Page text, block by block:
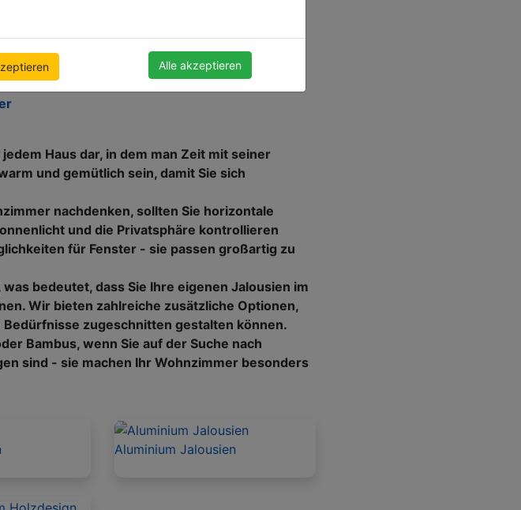
Alle akzeptieren
lohnen sie sich?
Haus dar, in dem man Zeit mit seiner
und gemütlich sein, damit Sie sich
nachdenken, sollten Sie horizontale
und die Privatsphäre kontrollieren
für Fenster - sie passen großartig zu
bedeutet, dass Sie Ihre eigenen Jalousien im
Wir bieten zahlreiche zusätzliche Optionen,
zugeschnitten gestalten können.
Bambus, wenn Sie auf der Suche nach
sind - sie machen Ihr Wohnzimmer besonders
Aluminium Jalousien